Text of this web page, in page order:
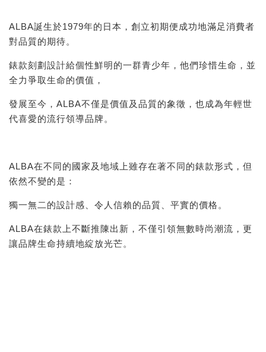
ALBA誕生於1979年的日本，創立初期便成功地滿足消費者
對品質的期待。
錶款刻劃設計給個性鮮明的一群青少年，他們珍惜生命，並
全力爭取生命的價值，
發展至今，ALBA不僅是價值及品質的象徵，也成為年輕世
代喜愛的流行領導品牌。
ALBA在不同的國家及地域上雖存在著不同的錶款形式，但
依然不變的是：
獨一無二的設計感、令人信賴的品質、平實的價格。
ALBA在錶款上不斷推陳出新，不僅引領無數時尚潮流，更
讓品牌生命持續地綻放光芒。